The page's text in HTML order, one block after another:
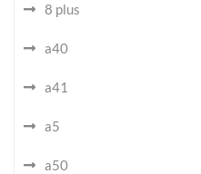
8 plus
a40
a41
a5
a50